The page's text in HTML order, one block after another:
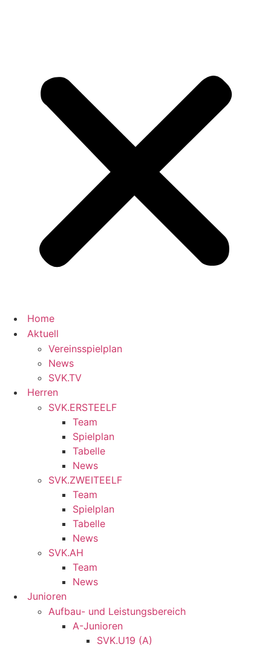
Home
Aktuell
Vereinsspielplan
News
SVK.TV
Herren
SVK.ERSTEELF
Team
Spielplan
Tabelle
News
SVK.ZWEITEELF
Team
Spielplan
Tabelle
News
SVK.AH
Team
News
Junioren
Aufbau- und Leistungsbereich
A-Junioren
SVK.U19 (A)